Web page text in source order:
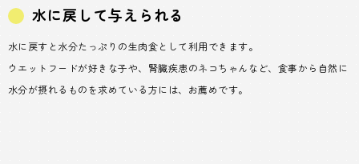
水に戻して与えられる
水に戻すと水分たっぷりの生肉食として利用できます。
ウエットフードが好きな子や、腎臓疾患のネコちゃんなど、食事から自然に
水分が摂れるものを求めている方には、お薦めです。